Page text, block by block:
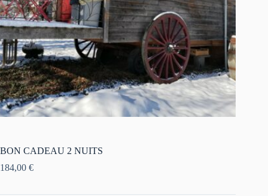
BON CADEAU 2 NUITS
184,00 €